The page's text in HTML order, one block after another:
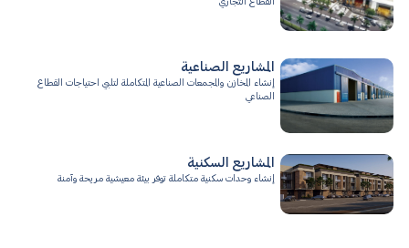
المشاريع الصناعية
إنشاء المخازن والمجمعات الصناعية المتكاملة لتلبي احتياجات القطاع
الصناعي
المشاريع السكنية
إنشاء وحدات سكنية متكاملة توفر بيئة معيشية مريحة وآمنة